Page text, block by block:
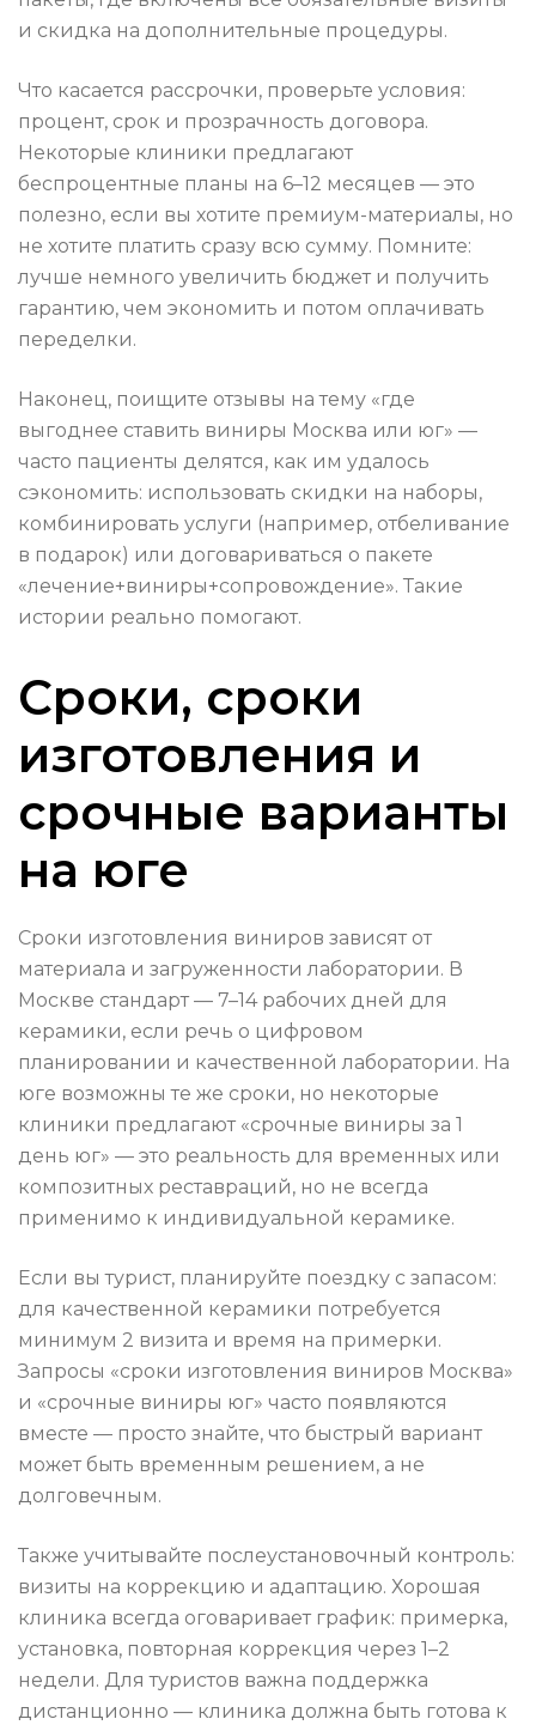
и скидка на дополнительные процедуры.
Что касается рассрочки, проверьте условия:
процент, срок и прозрачность договора.
Некоторые клиники предлагают
беспроцентные планы на 6–12 месяцев — это
полезно, если вы хотите премиум-материалы, но
не хотите платить сразу всю сумму. Помните:
лучше немного увеличить бюджет и получить
гарантию, чем экономить и потом оплачивать
переделки.
Наконец, поищите отзывы на тему «где
выгоднее ставить виниры Москва или юг» —
часто пациенты делятся, как им удалось
сэкономить: использовать скидки на наборы,
комбинировать услуги (например, отбеливание
в подарок) или договариваться о пакете
«лечение+виниры+сопровождение». Такие
истории реально помогают.
Сроки, сроки
изготовления и
срочные варианты
на юге
Сроки изготовления виниров зависят от
материала и загруженности лаборатории. В
Москве стандарт — 7–14 рабочих дней для
керамики, если речь о цифровом
планировании и качественной лаборатории. На
юге возможны те же сроки, но некоторые
клиники предлагают «срочные виниры за 1
день юг» — это реальность для временных или
композитных реставраций, но не всегда
применимо к индивидуальной керамике.
Если вы турист, планируйте поездку с запасом:
для качественной керамики потребуется
минимум 2 визита и время на примерки.
Запросы «сроки изготовления виниров Москва»
и «срочные виниры юг» часто появляются
вместе — просто знайте, что быстрый вариант
может быть временным решением, а не
долговечным.
Также учитывайте послеустановочный контроль:
визиты на коррекцию и адаптацию. Хорошая
клиника всегда оговаривает график: примерка,
установка, повторная коррекция через 1–2
недели. Для туристов важна поддержка
дистанционно — клиника должна быть готова к